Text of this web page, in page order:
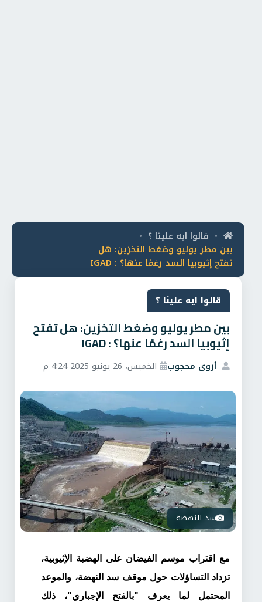
• قالوا ايه علينا ؟ •
بين مطر يوليو وضغط التخزين: هل
تفتح إثيوبيا السد رغمًا عنها؟ : IGAD
قالوا ايه علينا ؟
بين مطر يوليو وضغط التخزين: هل تفتح
إثيوبيا السد رغمًا عنها؟ : IGAD
أروى محجوب الخميس، 26 يونيو 2025 4:24 م
سد النهضة
مع اقتراب موسم الفيضان على الهضبة الإثيوبية،
تزداد التساؤلات حول موقف سد النهضة، والموعد
المحتمل لما يعرف "بالفتح الإجباري"، ذلك